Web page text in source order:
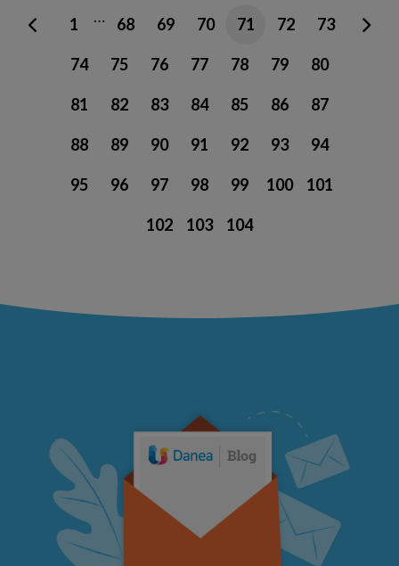
1 … 68 69 70 71 72 73
74 75 76 77 78 79 80
81 82 83 84 85 86 87
88 89 90 91 92 93 94
95 96 97 98 99 100 101
102 103 104